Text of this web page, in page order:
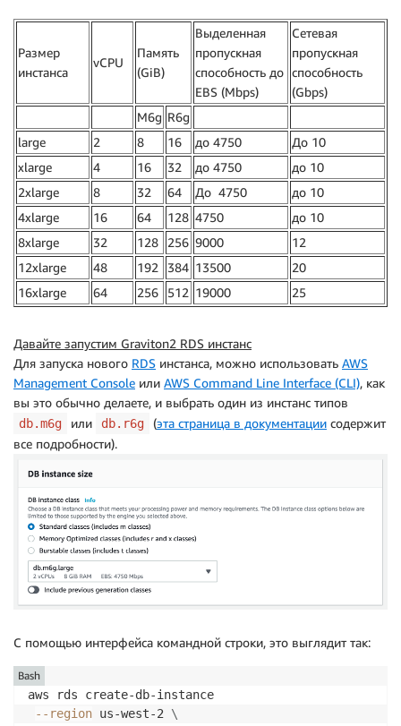
Размер
инстанса
vCPU
Память
(GiB)
Выделенная
пропускная
способность до
EBS (Mbps)
Сетевая
пропускная
способность
(Gbps)
M6g R6g
large
2 8 16 до 4750
До 10
xlarge
4 16 32 до 4750
до 10
2xlarge
8 32 64 До 4750
до 10
4xlarge
16 64 128 4750
до 10
8xlarge
32 128 256 9000
12
12xlarge
48 192 384 13500
20
16xlarge
64 256 512 19000 25
Давайте запустим Graviton2 RDS инстанс
Для запуска нового RDS инстанса, можно использовать AWS
Management Console или AWS Command Line Interface (CLI), как
вы это обычно делаете, и выбрать один из инстанс типов
db.m6g или db.r6g (эта страница в документации содержит
все подробности).
С помощью интерфейса командной строки, это выглядит так:
aws rds create-db-instance
--region us-west-2 \
Bash